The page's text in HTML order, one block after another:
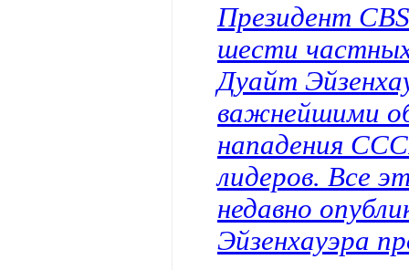
Президент
шести
Дуайт
важнейшими
нападения
лидеров. Все
недавно
Эйзенхауэра